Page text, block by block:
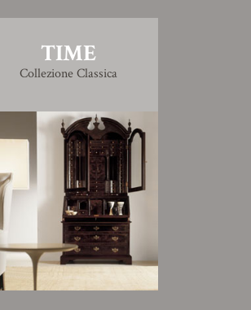
TIME
Collezione Classica